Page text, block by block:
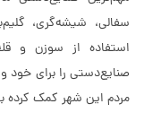
سفالی، شیشه‌گری،
استفاده از سوزن و
صنایع‌دستی را برای خود و
مردم این شهر کمک کرده